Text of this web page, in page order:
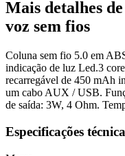
Mais detalhes
voz sem fios
Coluna sem fio 5.0 em
indicação de luz Led.3
recarregável de 450 mAh
um cabo AUX / USB.
de saída: 3W, 4 Ohm.
Especificações